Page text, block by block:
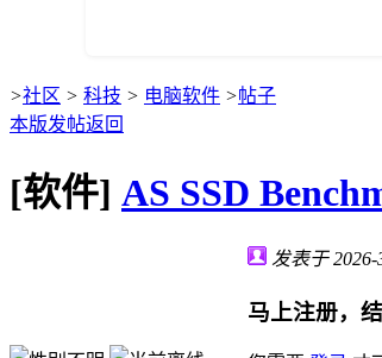
>社区 > 科技 > 电脑软件 >帖子
本版发帖返回
[软件] AS SSD
发表于 2026-
马上注册，